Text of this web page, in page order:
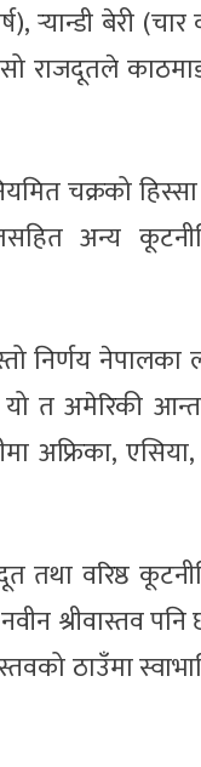
बेरी (चार
राजदूतले
चक्रको हिस्सा
अन्य
निर्णय नेपालका
त अमेरिकी
अफ्रिका, एसिया,
तथा वरिष्ठ
श्रीवास्तव पनि
ठाउँमा